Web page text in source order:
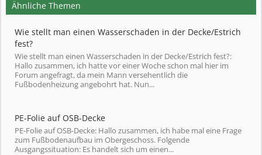
Ähnliche Themen
Wie stellt man einen Wasserschaden in der Decke/Estrich
fest?
Wie stellt man einen Wasserschaden in der Decke/Estrich fest?:
Hallo zusammen, ich hatte vor einer Woche schon mal hier im
Forum angefragt, da mein Mann versehentlich die
Fußbodenheizung angebohrt hat. Nun...
PE-Folie auf OSB-Decke
PE-Folie auf OSB-Decke: Hallo zusammen, ich habe mal eine Frage
zum Fußbodenaufbau im Obergeschoss. Folgende
Ausgangssituation: Es handelt sich um einen...